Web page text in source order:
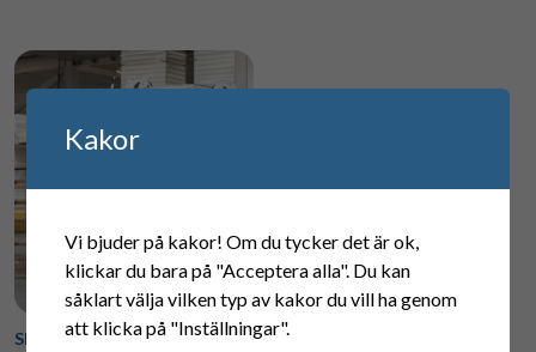
SERVICE, STYR
Kakor
Vi bjuder på kakor! Om du tycker det är ok,
klickar du bara på "Acceptera alla". Du kan
såklart välja vilken typ av kakor du vill ha genom
att klicka på "Inställningar".